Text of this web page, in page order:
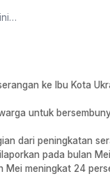
ke Ibu Kota
untuk
dari peningkatan
pada bulan
Mei meningkat 24